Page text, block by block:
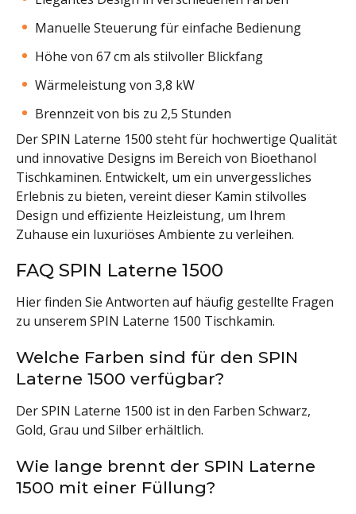
Manuelle Steuerung für einfache Bedienung
Höhe von 67 cm als stilvoller Blickfang
Wärmeleistung von 3,8 kW
Brennzeit von bis zu 2,5 Stunden
Der SPIN Laterne 1500 steht für hochwertige Qualität
und innovative Designs im Bereich von Bioethanol
Tischkaminen. Entwickelt, um ein unvergessliches
Erlebnis zu bieten, vereint dieser Kamin stilvolles
Design und effiziente Heizleistung, um Ihrem
Zuhause ein luxuriöses Ambiente zu verleihen.
FAQ SPIN Laterne 1500
Hier finden Sie Antworten auf häufig gestellte Fragen
zu unserem SPIN Laterne 1500 Tischkamin.
Welche Farben sind für den SPIN
Laterne 1500 verfügbar?
Der SPIN Laterne 1500 ist in den Farben Schwarz,
Gold, Grau und Silber erhältlich.
Wie lange brennt der SPIN Laterne
1500 mit einer Füllung?